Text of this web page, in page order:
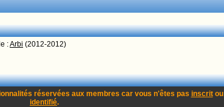
:Arbi (2012-2012)
réservées aux membres car vous n'êtes pas inscritou
identifié.